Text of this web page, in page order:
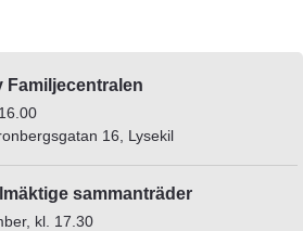
Familjecentralen
16, Lysekil
sammanträder
kl. 17.30